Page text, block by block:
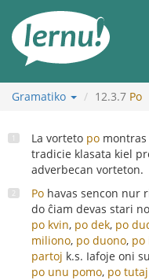
enhavo
Gramatiko 12.3.7 Po
La vorteto po
tradicie klasata kiel
adverbecan vorteton.
Po havas sencon nur
do ĉiam devas stari
po kvin, po dek, po
miliono, po duono, po
partoj k.s. Iafoje oni
po unu pomo, po